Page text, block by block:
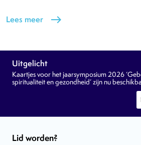
Lees meer east
Uitgelicht
Kaartjes voor het jaarsymposium 2026
spiritualiteit en gezondheid’ zijn nu
Lid worden?